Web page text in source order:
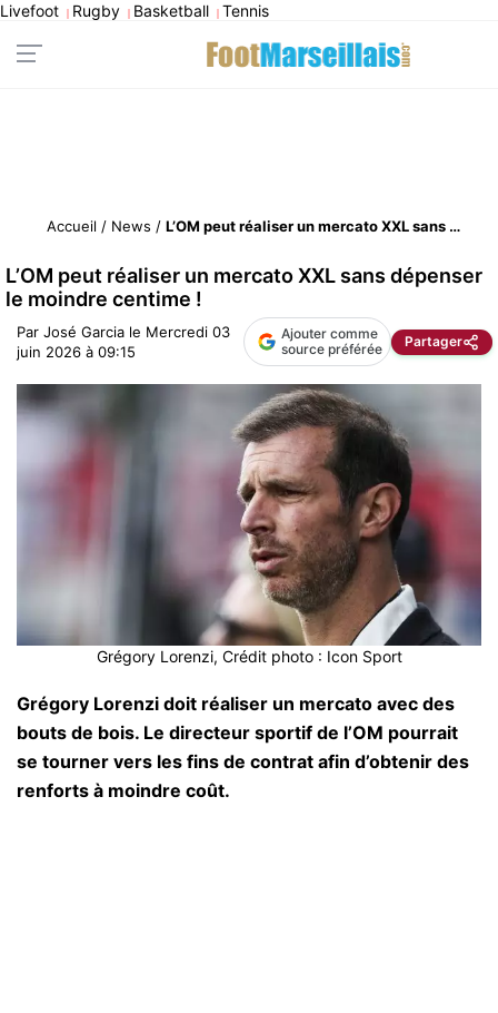
Livefoot | Rugby | Basketball | Tennis
Accueil / News / L’OM peut réaliser un mercato XXL sans dépenser le moindre centime !
L’OM peut réaliser un mercato XXL sans dépenser
le moindre centime !
Par José Garcia le Mercredi 03
juin 2026 à 09:15
Ajouter comme
source préférée
Partager
Grégory Lorenzi, Crédit photo : Icon Sport
Grégory Lorenzi doit réaliser un mercato avec des
bouts de bois. Le directeur sportif de l’OM pourrait
se tourner vers les fins de contrat afin d’obtenir des
renforts à moindre coût.